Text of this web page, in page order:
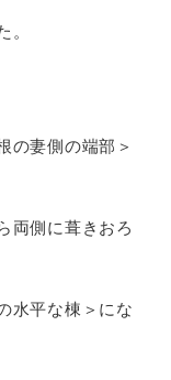
。
の妻側の端部＞
両側に葺きおろ
水平な棟＞にな